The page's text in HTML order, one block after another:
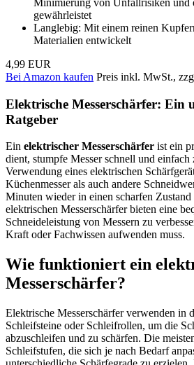
gewährleistet
Langlebig: Mit einem reinen
Materialien entwickelt
4,99 EUR
Bei Amazon kaufen Preis inkl. MwSt.,
Elektrische Messerschärfer: Ein
Ratgeber
Ein elektrischer Messerschärfer ist ein
dient, stumpfe Messer schnell und
Verwendung eines elektrischen
Küchenmesser als auch andere
Minuten wieder in einen scharfen Zustand
elektrischen Messerschärfer bieten eine
Schneideleistung von Messern zu
Kraft oder Fachwissen aufwenden muss.
Wie funktioniert ein
Messerschärfer?
Elektrische Messerschärfer verwenden in
Schleifsteine oder Schleifrollen, um die
abzuschleifen und zu schärfen. Die
Schleifstufen, die sich je nach Bedarf